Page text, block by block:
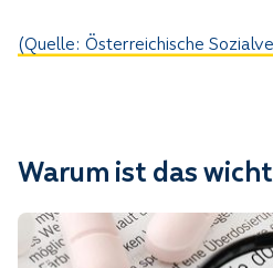
(Quelle: Österreichische
Warum ist das